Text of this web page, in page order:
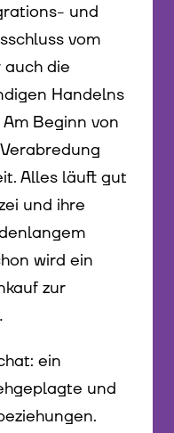
und
vom
die
Handelns
Beginn von
Alles läuft gut
und ihre
wird ein
zur
ein
und